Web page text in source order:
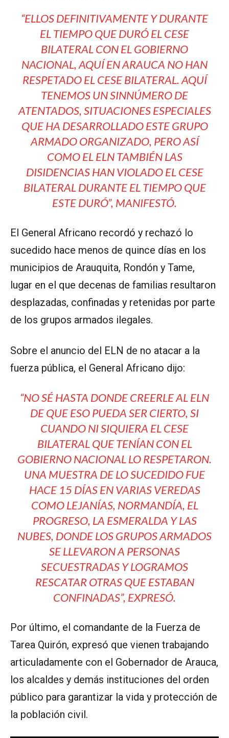
“ELLOS DEFINITIVAMENTE Y DURANTE
EL TIEMPO QUE DURÓ EL CESE
BILATERAL CON EL GOBIERNO
NACIONAL, AQUÍ EN ARAUCA NO HAN
RESPETADO EL CESE BILATERAL. AQUÍ
TENEMOS UN SINNÚMERO DE
ATENTADOS, SITUACIONES ESPECIALES
QUE HA DESARROLLADO ESTE GRUPO
ARMADO ORGANIZADO, PERO ASÍ
COMO EL ELN TAMBIÉN LAS
DISIDENCIAS HAN VIOLADO EL CESE
BILATERAL DURANTE EL TIEMPO QUE
ESTE DURÓ”, MANIFESTÓ.
El General Africano recordó y rechazó lo
sucedido hace menos de quince días en los
municipios de Arauquita, Rondón y Tame,
lugar en el que decenas de familias resultaron
desplazadas, confinadas y retenidas por parte
de los grupos armados ilegales.
Sobre el anuncio del ELN de no atacar a la
fuerza pública, el General Africano dijo:
“NO SÉ HASTA DONDE CREERLE AL ELN
DE QUE ESO PUEDA SER CIERTO, SI
CUANDO NI SIQUIERA EL CESE
BILATERAL QUE TENÍAN CON EL
GOBIERNO NACIONAL LO RESPETARON.
UNA MUESTRA DE LO SUCEDIDO FUE
HACE 15 DÍAS EN VARIAS VEREDAS
COMO LEJANÍAS, NORMANDÍA, EL
PROGRESO, LA ESMERALDA Y LAS
NUBES, DONDE LOS GRUPOS ARMADOS
SE LLEVARON A PERSONAS
SECUESTRADAS Y LOGRAMOS
RESCATAR OTRAS QUE ESTABAN
CONFINADAS”, EXPRESÓ.
Por último, el comandante de la Fuerza de
Tarea Quirón, expresó que vienen trabajando
articuladamente con el Gobernador de Arauca,
los alcaldes y demás instituciones del orden
público para garantizar la vida y protección de
la población civil.